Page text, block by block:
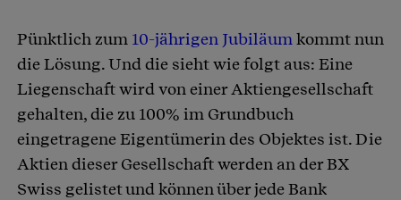
Pünktlich zum 10-jährigen Jubiläumkommt nun
die Lösung. Und die sieht wie folgt aus: Eine
Liegenschaft wird von einer Aktiengesellschaft
gehalten, die zu 100% im Grundbuch
eingetragene Eigentümerin des Objektes ist. Die
Aktien dieser Gesellschaft werden an der BX
Swiss gelistet und können über jede Bank